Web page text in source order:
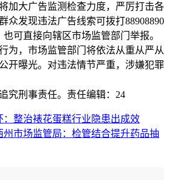
加大广告监测检查力度，严厉打击各
众发现违法广告线索可拨打88908890
可直接向辖区市场监管部门举报。
为，市场监管部门将依法从重从严从
开曝光。对违法情节严重，涉嫌犯罪
究刑事责任。责任编辑：24
：整治裱花蛋糕行业隐患出成效
州市场监管局：检管结合提升药品抽